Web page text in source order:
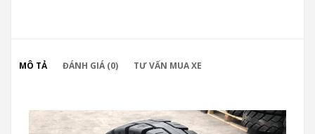
MÔ TẢ ĐÁNH GIÁ (0) TƯ VẤN MUA XE